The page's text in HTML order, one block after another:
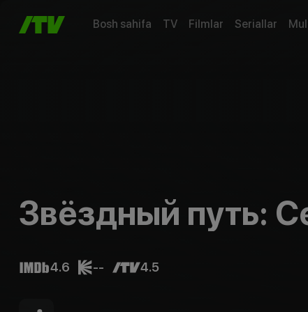
Bosh sahifa TV Filmlar Seriallar
Звёздный путь:
4.6 -- 4.5